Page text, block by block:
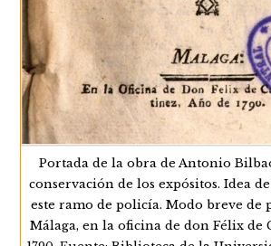
Portada de la obra de Antonio
conservación de los expósitos. Idea
este ramo de policía. Modo breve de
Málaga, en la oficina de don Félix de